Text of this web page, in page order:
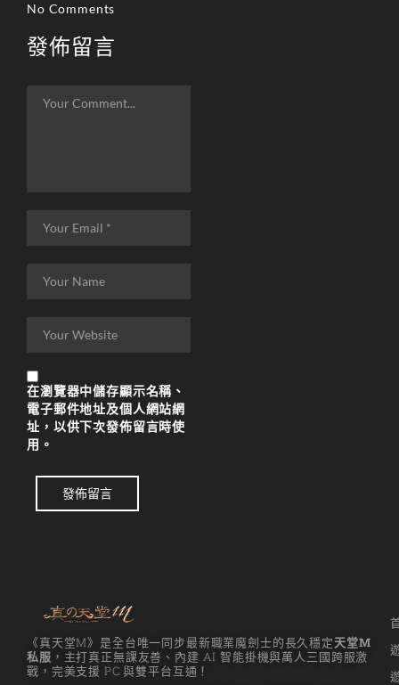
No Comments
發佈留言
在瀏覽器中儲存顯示名稱、
電子郵件地址及個人網站網
址，以供下次發佈留言時使
用。
發佈留言
《真天堂M》是全台唯一同步最新職業魔劍士的長久穩定天堂M
私服 ，主打真正無課友善、內建 AI 智能掛機與萬人三國跨服激
戰，完美支援 PC 與雙平台互通！